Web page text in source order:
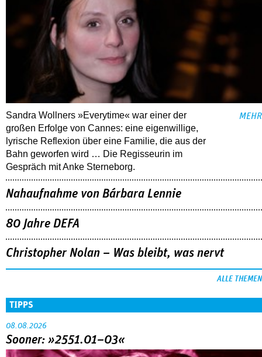
Sandra Wollners »Everytime« war einer der
großen Erfolge von Cannes: eine eigenwillige,
lyrische Reflexion über eine ­Familie, die aus der
Bahn geworfen wird … Die Regisseurin im
Gespräch mit Anke Sterneborg.
MEHR
Nahaufnahme von Bárbara Lennie
80 Jahre DEFA
Christopher Nolan – Was bleibt, was nervt
ALLE THEMEN
TIPPS
08.08.2026
Sooner: »2551.01–03«